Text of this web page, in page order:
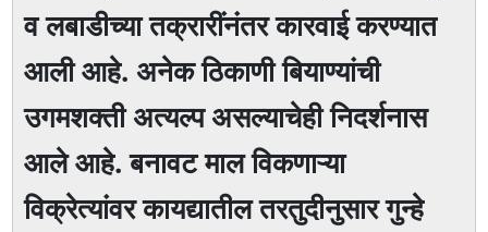
व लबाडीच्या तक्रारींनंतर कारवाई करण्यात
आली आहे. अनेक ठिकाणी बियाण्यांची
उगमशक्ती अत्यल्प असल्याचेही निदर्शनास
आले आहे. बनावट माल विकणाऱ्या
विक्रेत्यांवर कायद्यातील तरतुदीनुसार गुन्हे